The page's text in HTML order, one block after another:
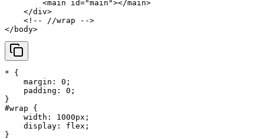
<main id="main"></main>
</div>
<!-- //wrap -->
</ body>
* {
margin : 0 ;
padding : 0 ;
#wrap {
width : 1000px ;
display : flex;